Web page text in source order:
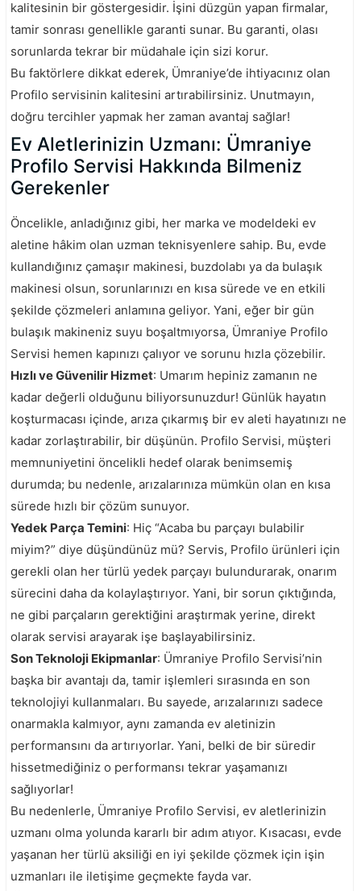
kalitesinin bir göstergesidir. İşini düzgün yapan firmalar,
tamir sonrası genellikle garanti sunar. Bu garanti, olası
sorunlarda tekrar bir müdahale için sizi korur.
Bu faktörlere dikkat ederek, Ümraniye’de ihtiyacınız olan
Profilo servisinin kalitesini artırabilirsiniz. Unutmayın,
doğru tercihler yapmak her zaman avantaj sağlar!
Ev Aletlerinizin Uzmanı: Ümraniye
Profilo Servisi Hakkında Bilmeniz
Gerekenler
Öncelikle, anladığınız gibi, her marka ve modeldeki ev
aletine hâkim olan uzman teknisyenlere sahip. Bu, evde
kullandığınız çamaşır makinesi, buzdolabı ya da bulaşık
makinesi olsun, sorunlarınızı en kısa sürede ve en etkili
şekilde çözmeleri anlamına geliyor. Yani, eğer bir gün
bulaşık makineniz suyu boşaltmıyorsa, Ümraniye Profilo
Servisi hemen kapınızı çalıyor ve sorunu hızla çözebilir.
Hızlı ve Güvenilir Hizmet: Umarım hepiniz zamanın ne
kadar değerli olduğunu biliyorsunuzdur! Günlük hayatın
koşturmacası içinde, arıza çıkarmış bir ev aleti hayatınızı ne
kadar zorlaştırabilir, bir düşünün. Profilo Servisi, müşteri
memnuniyetini öncelikli hedef olarak benimsemiş
durumda; bu nedenle, arızalarınıza mümkün olan en kısa
sürede hızlı bir çözüm sunuyor.
Yedek Parça Temini: Hiç “Acaba bu parçayı bulabilir
miyim?” diye düşündünüz mü? Servis, Profilo ürünleri için
gerekli olan her türlü yedek parçayı bulundurarak, onarım
sürecini daha da kolaylaştırıyor. Yani, bir sorun çıktığında,
ne gibi parçaların gerektiğini araştırmak yerine, direkt
olarak servisi arayarak işe başlayabilirsiniz.
Son Teknoloji Ekipmanlar: Ümraniye Profilo Servisi’nin
başka bir avantajı da, tamir işlemleri sırasında en son
teknolojiyi kullanmaları. Bu sayede, arızalarınızı sadece
onarmakla kalmıyor, aynı zamanda ev aletinizin
performansını da artırıyorlar. Yani, belki de bir süredir
hissetmediğiniz o performansı tekrar yaşamanızı
sağlıyorlar!
Bu nedenlerle, Ümraniye Profilo Servisi, ev aletlerinizin
uzmanı olma yolunda kararlı bir adım atıyor. Kısacası, evde
yaşanan her türlü aksiliği en iyi şekilde çözmek için işin
uzmanları ile iletişime geçmekte fayda var.